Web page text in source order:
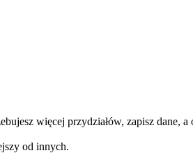
więcej przydziałów, zapisz dane,
od innych.